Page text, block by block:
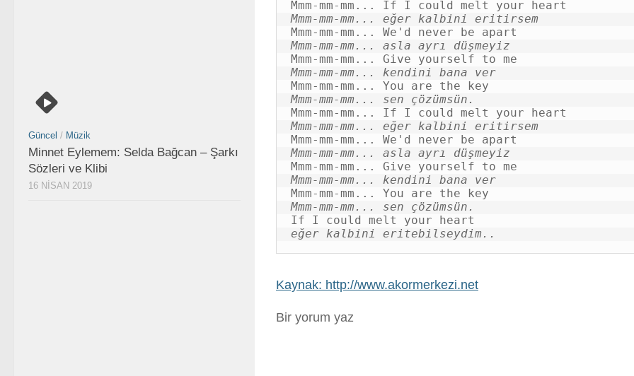
Mmm-mm-mm... eğer kalbini eritirsem
Mmm-mm-mm... asla ayrı düşmeyiz
Mmm-mm-mm... kendini bana ver
Mmm-mm-mm... sen çözümsün.
Mmm-mm-mm... eğer kalbini eritirsem
Mmm-mm-mm... asla ayrı düşmeyiz
Mmm-mm-mm... kendini bana ver
Mmm-mm-mm... sen çözümsün.
eğer kalbini eritebilseydim..
Kaynak: http://www.akormerkezi.net
Bir yorum yaz
Güncel / Müzik
Minnet Eylemem: Selda Bağcan – Şarkı
Sözleri ve Klibi
16 NISAN 2019